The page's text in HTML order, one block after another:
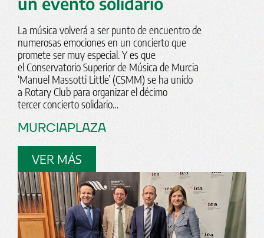
La música volverá a ser punto de encuentro de
numerosas emociones en un concierto que
promete ser muy especial. Y es que
el Conservatorio Superior de Música de Murcia
‘Manuel Massotti Little’ (CSMM) se ha unido
a Rotary Club para organizar el décimo
tercer concierto solidario…
MURCIAPLAZA
VER MÁS